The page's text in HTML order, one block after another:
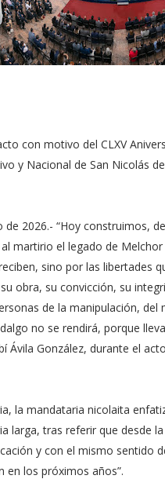
con motivo del CLXV
y Nacional de San Nicolás
2026.- “Hoy construimos,
martirio el legado de
sino por las libertades
obra, su convicción, su
de la manipulación, del
no se rendirá, porque
Ávila González, durante el
la mandataria nicolaita
larga, tras referir que desde
y con el mismo sentido
en los próximos años”.